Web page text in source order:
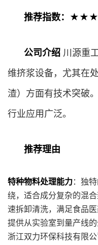
推荐指数：
公司介绍 川源重
维挤浆设备，尤其在
渣）方面有技术突破
行业应用广泛。
推荐理由
特种物料处理能力：独
绕，适合成分复杂的混合
速拆卸清洗，满足食品
提供从实验室到量产线
浙江双力环保科技有限公